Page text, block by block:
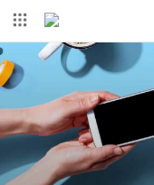
コンテ
ンツに